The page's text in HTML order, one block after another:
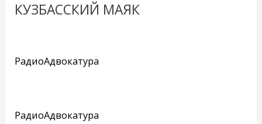
КУЗБАССКИЙ МАЯК
РадиоАдвокатура
РадиоАдвокатура